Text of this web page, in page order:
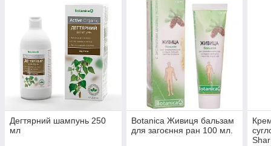
Дегтярний шампунь 250
мл
Botanica Живиця бальзам
для загоєння ран 100 мл.